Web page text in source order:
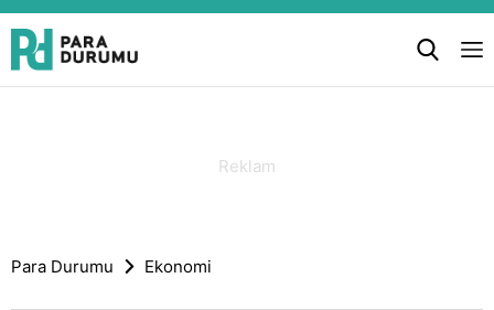
Para Durumu Ekonomi